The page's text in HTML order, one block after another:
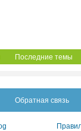
Последние темы
Обратная связь